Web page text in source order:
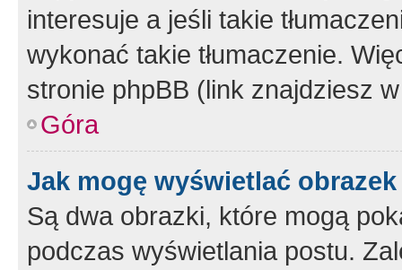
interesuje a jeśli takie
wykonać takie tłumaczenie.
stronie phpBB (link znajdziesz
Góra
Jak mogę wyświetlać
Są dwa obrazki, które mogą
podczas wyświetlania postu.